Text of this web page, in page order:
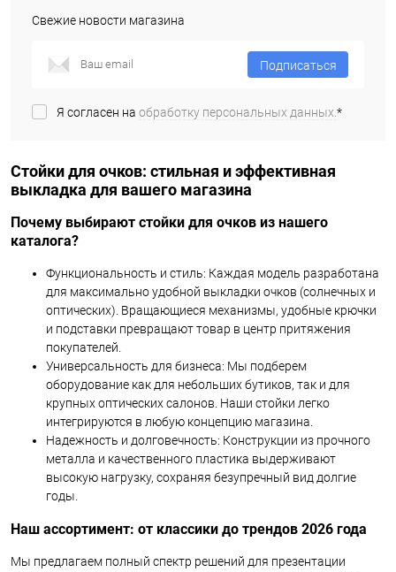
Свежие новости магазина
Подписаться
Я согласен на обработку персональных данных.*
Стойки для очков: стильная и эффективная
выкладка для вашего магазина
Почему выбирают стойки для очков из нашего
каталога?
Функциональность и стиль: Каждая модель разработана
для максимально удобной выкладки очков (солнечных и
оптических). Вращающиеся механизмы, удобные крючки
и подставки превращают товар в центр притяжения
покупателей.
Универсальность для бизнеса: Мы подберем
оборудование как для небольших бутиков, так и для
крупных оптических салонов. Наши стойки легко
интегрируются в любую концепцию магазина.
Надежность и долговечность: Конструкции из прочного
металла и качественного пластика выдерживают
высокую нагрузку, сохраняя безупречный вид долгие
годы.
Наш ассортимент: от классики до трендов 2026 года
Мы предлагаем полный спектр решений для презентации